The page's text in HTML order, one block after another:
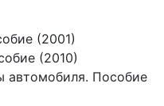
(2001)
(2010)
автомобиля. Пособие